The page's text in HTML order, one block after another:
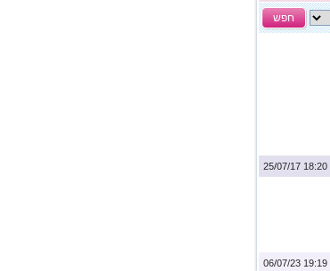
חפש
18:20 25/07/17
19:19 06/07/23